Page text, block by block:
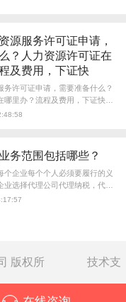
源服务许可证申请，
？人力资源许可证在
及费用，下证快
务许可证申请，需要准备什么？
哪里办？流程及费用，下证快
人力资源服务行政许可申请
务范围包括哪些？
企业每个个人必须要履行的义
业选择代理公司代理纳税，代理
，那么代理纳税的业务范围都包
版权所 技术支